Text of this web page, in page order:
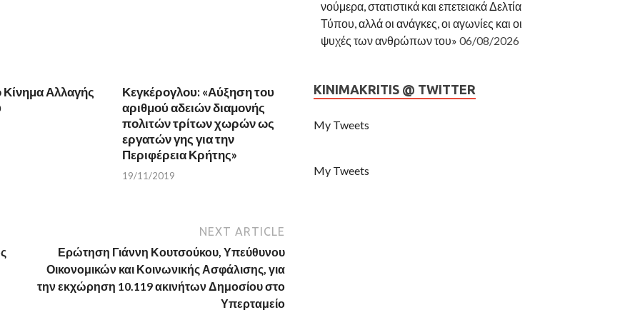
Αλλαγής
Κεγκέρογλου: «Αύξηση του
αριθμού αδειών διαμονής
πολιτών τρίτων χωρών ως
εργατών γης για την
Περιφέρεια Κρήτης»
19/11/2019
NEXT ARTICLE
Ερώτηση Γιάννη Κουτσούκου, Υπεύθυνου
Οικονομικών και Κοινωνικής Ασφάλισης, για
την εκχώρηση 10.119 ακινήτων Δημοσίου στο
Υπερταμείο
νούμερα, στατιστικά και επετειακά Δελτία
Τύπου, αλλά οι ανάγκες, οι αγωνίες και οι
ψυχές των ανθρώπων του» 06/08/2026
KINIMAKRITIS @ TWITTER
My Tweets
My Tweets